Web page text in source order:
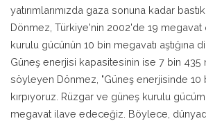
yatırımlarımızda gaza sonuna kadar
Dönmez, Türkiye'nin 2002'de 19
kurulu gücünün 10 bin megavatı aştığına
Güneş enerjisi kapasitesinin ise 7 bin 435
söyleyen Dönmez, "Güneş enerjisinde 10
kırpıyoruz. Rüzgar ve güneş kurulu
megavat ilave edeceğiz. Böylece,